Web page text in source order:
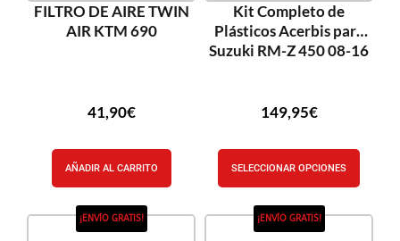
FILTRO DE AIRE TWIN
AIR KTM 690
41,90€
AÑADIR AL CARRITO
Kit Completo de
Plásticos Acerbis para
Suzuki RM-Z 450 08-16
149,95€
SELECCIONAR OPCIONES
¡ENVÍO GRATIS! ¡ENVÍO GRATIS!